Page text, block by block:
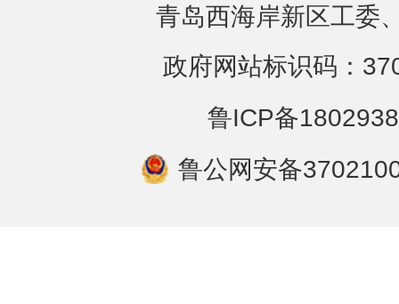
青岛西海岸新区工委
政府网站标识码：
鲁ICP备
鲁公网安备